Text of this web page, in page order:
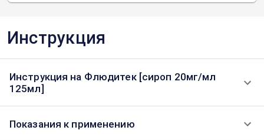
Инструкция
Инструкция на Флюдитек [сироп 20мг/мл
125мл]
Показания к применению